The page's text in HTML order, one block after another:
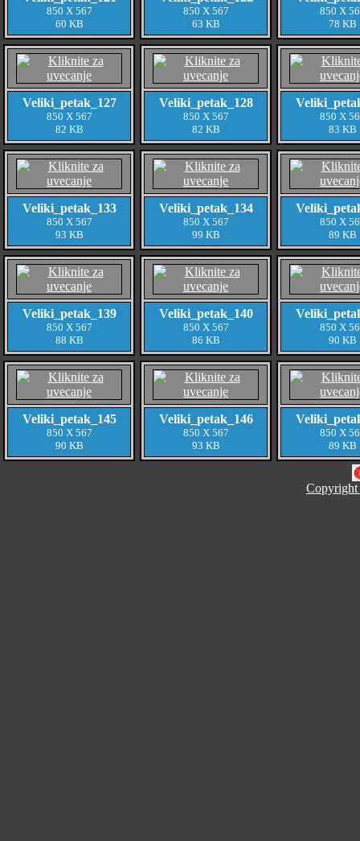
850 X 567
60 KB
850 X 567
63 KB
850 X
78 KB
Veliki_petak_127
850 X 567
82 KB
Veliki_petak_128
850 X 567
82 KB
850 X
83 KB
Veliki_petak_133
850 X 567
93 KB
Veliki_petak_134
850 X 567
99 KB
850 X
89 KB
Veliki_petak_139
850 X 567
88 KB
Veliki_petak_140
850 X 567
86 KB
850 X
90 KB
Veliki_petak_145
850 X 567
90 KB
Veliki_petak_146
850 X 567
93 KB
850 X
89 KB